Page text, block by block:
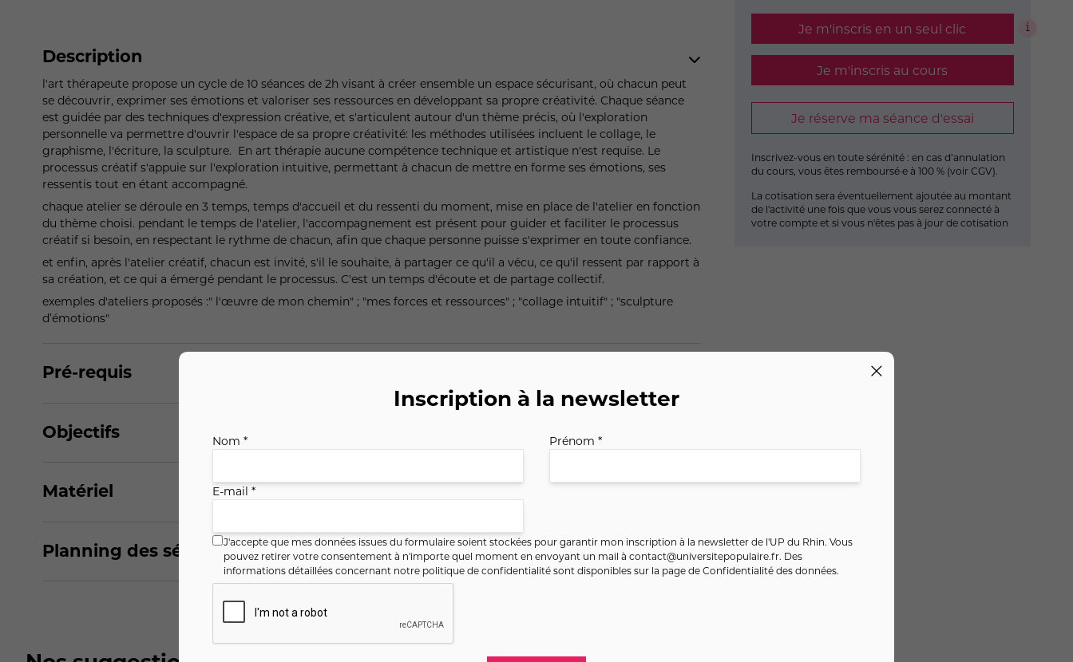
Description
l'art thérapeute propose un cycle de 10 séances de 2h visant à créer ensemble un espace sécurisant, où chacun peut
se découvrir, exprimer ses émotions et valoriser ses ressources en développant sa propre créativité. Chaque séance
est guidée par des techniques d'expression créative, et s'articulent autour d'un thème précis, où l'exploration
personnelle va permettre d'ouvrir l'espace de sa propre créativité: les méthodes utilisées incluent le collage, le
graphisme, l'écriture, la sculpture. En art thérapie aucune compétence technique et artistique n'est requise. Le
processus créatif s'appuie sur l'exploration intuitive, permettant à chacun de mettre en forme ses émotions, ses
ressentis tout en étant accompagné.
chaque atelier se déroule en 3 temps, temps d'accueil et du ressenti du moment, mise en place de l'atelier en fonction
du thème choisi. pendant le temps de l'atelier, l'accompagnement est présent pour guider et faciliter le processus
créatif si besoin, en respectant le rythme de chacun, afin que chaque personne puisse s'exprimer en toute confiance.
et enfin, après l'atelier créatif, chacun est invité, s'il le souhaite, à partager ce qu'il a vécu, ce qu'il ressent par rapport à
sa création, et ce qui a émergé pendant le processus. C'est un temps d'écoute et de partage collectif.
exemples d'ateliers proposés :" l'œuvre de mon chemin" ; "mes forces et ressources" ; "collage intuitif" ; "sculpture
d’émotions"
Pré-requis
Objectifs
Matériel
Planning des séances
Je m'inscris en un seul clic
Je m'inscris au cours
Je réserve ma séance d'essai
Inscrivez-vous en toute sérénité : en cas d’annulation
du cours, vous êtes remboursé·e à 100 % (voir CGV).
La cotisation sera éventuellement ajoutée au montant
de l'activité une fois que vous vous serez connecté à
votre compte et si vous n'êtes pas à jour de cotisation
Inscription à la newsletter
Nom * Prénom *
E-mail *
J'accepte que mes données issues du formulaire soient stockées pour garantir mon inscription à la newsletter de l'UP du Rhin. Vous
pouvez retirer votre consentement à n'importe quel moment en envoyant un mail à contact@universitepopulaire.fr. Des
informations détaillées concernant notre politique de confidentialité sont disponibles sur la page deConfidentialité des données.